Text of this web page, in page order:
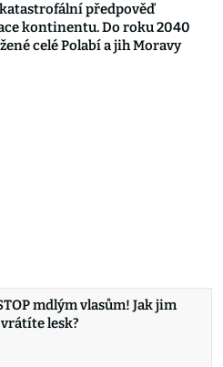
katastrofální předpověď
kontinentu. Do roku 2040
celé Polabí a jih Moravy
mdlým vlasům! Jak jim
lesk?